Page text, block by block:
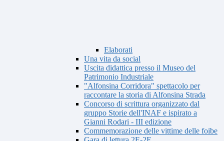
Elaborati
Una vita da social
Uscita didattica presso il Museo del
Patrimonio Industriale
"Alfonsina Corridora" spettacolo per
raccontare la storia di Alfonsina Strada
Concorso di scrittura organizzato dal
gruppo Storie dell'INAF e ispirato a
Gianni Rodari - III edizione
Commemorazione delle vittime delle foibe